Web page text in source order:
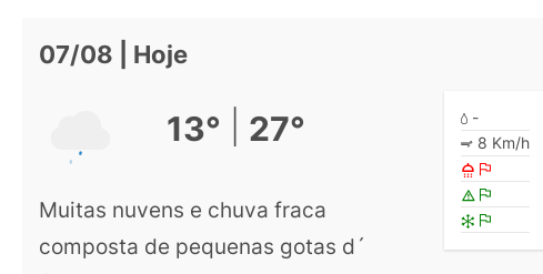
07/08 | Hoje
13° 27°
Muitas nuvens e chuva fraca
composta de pequenas gotas d´
-
8 Km/h